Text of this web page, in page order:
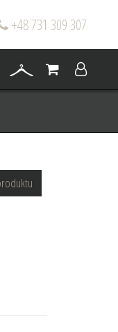
+48 731 309 307